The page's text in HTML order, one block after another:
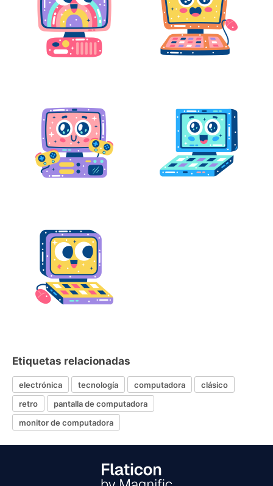
Etiquetas relacionadas
electrónica tecnología computadora
clásico
retro
pantalla de computadora
monitor de computadora